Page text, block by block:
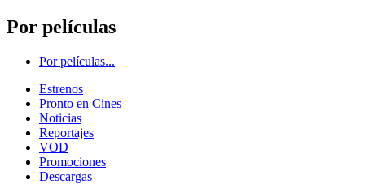
Por películas
Por películas...
Estrenos
Pronto en Cines
Noticias
Reportajes
VOD
Promociones
Descargas